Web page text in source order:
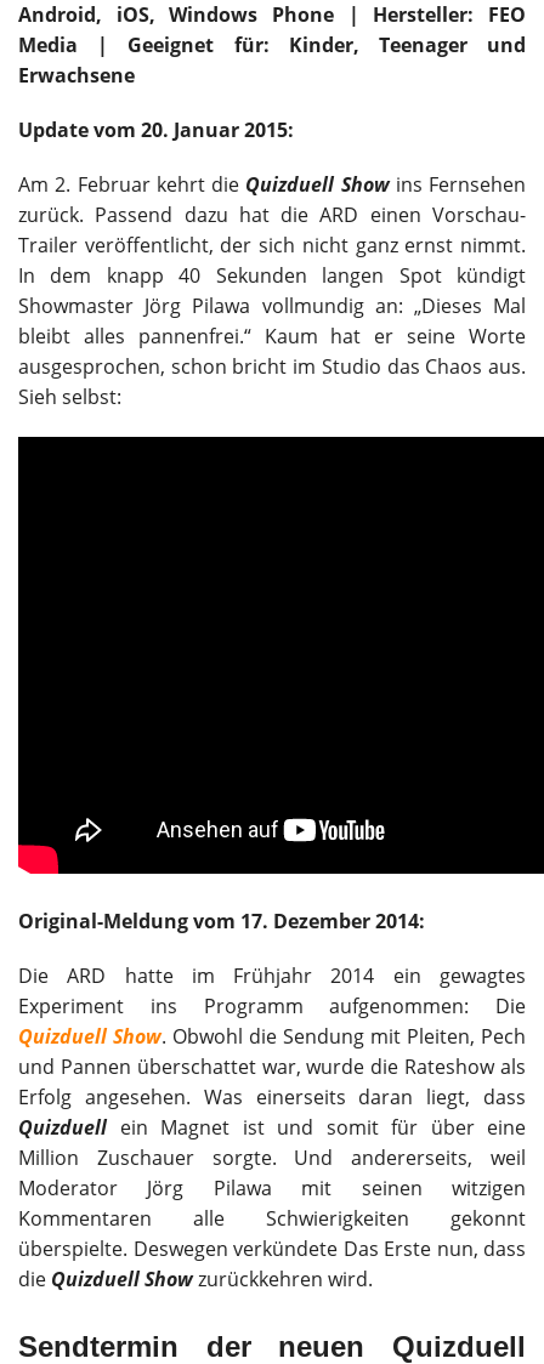
Android, iOS, Windows Phone | Hersteller: FEO
Media | Geeignet für: Kinder, Teenager und
Erwachsene
Update vom 20. Januar 2015:
Am 2. Februar kehrt die Quizduell Showins Fernsehen
zurück. Passend dazu hat die ARD einen Vorschau-
Trailer veröffentlicht, der sich nicht ganz ernst nimmt.
In dem knapp 40 Sekunden langen Spot kündigt
Showmaster Jörg Pilawa vollmundig an: „Dieses Mal
bleibt alles pannenfrei.“ Kaum hat er seine Worte
ausgesprochen, schon bricht im Studio das Chaos aus.
Sieh selbst:
Original-Meldung vom 17. Dezember 2014:
Die ARD hatte im Frühjahr 2014 ein gewagtes
Experiment ins Programm aufgenommen: Die
Quizduell Show. Obwohl die Sendung mit Pleiten, Pech
und Pannen überschattet war, wurde die Rateshow als
Erfolg angesehen. Was einerseits daran liegt, dass
Quizduellein Magnet ist und somit für über eine
Million Zuschauer sorgte. Und andererseits, weil
Moderator Jörg Pilawa mit seinen witzigen
Kommentaren alle Schwierigkeiten gekonnt
überspielte. Deswegen verkündete Das Erste nun, dass
die Quizduell Showzurückkehren wird.
Sendtermin der neuen Quizduell